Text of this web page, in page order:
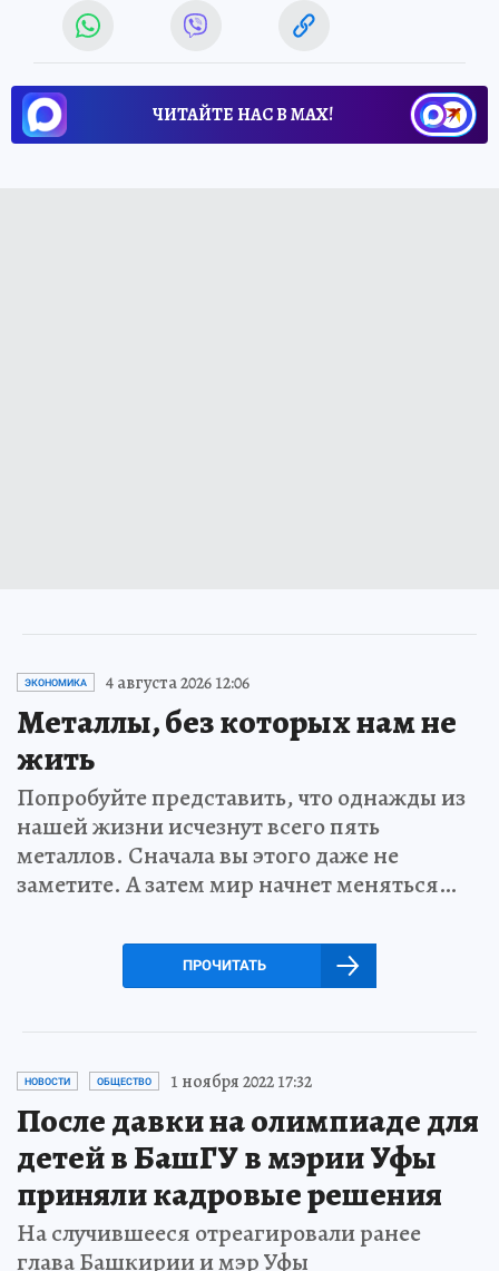
ЧИТАЙТЕ НАС В МАХ!
ЭКОНОМИКА 4 августа 2026 12:06
Металлы, без которых нам не
жить
Попробуйте представить, что однажды из
нашей жизни исчезнут всего пять
металлов. Сначала вы этого даже не
заметите. А затем мир начнет меняться…
ПРОЧИТАТЬ
НОВОСТИ ОБЩЕСТВО 1 ноября 2022 17:32
После давки на олимпиаде для
детей в БашГУ в мэрии Уфы
приняли кадровые решения
На случившееся отреагировали ранее
глава Башкирии и мэр Уфы